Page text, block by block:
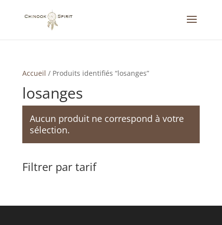
Accueil / Produits identifiés “losanges”
losanges
Aucun produit ne correspond à votre
sélection.
Filtrer par tarif